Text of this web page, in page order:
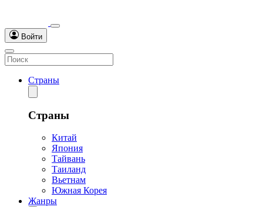
Войти
Страны
Страны
Китай
Япония
Тайвань
Таиланд
Вьетнам
Южная Корея
Жанры